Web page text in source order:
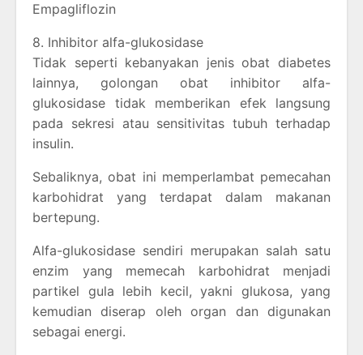
Empagliflozin
8. Inhibitor alfa-glukosidase
Tidak seperti kebanyakan jenis obat diabetes
lainnya, golongan obat inhibitor alfa-
glukosidase tidak memberikan efek langsung
pada sekresi atau sensitivitas tubuh terhadap
insulin.
Sebaliknya, obat ini memperlambat pemecahan
karbohidrat yang terdapat dalam makanan
bertepung.
Alfa-glukosidase sendiri merupakan salah satu
enzim yang memecah karbohidrat menjadi
partikel gula lebih kecil, yakni glukosa, yang
kemudian diserap oleh organ dan digunakan
sebagai energi.